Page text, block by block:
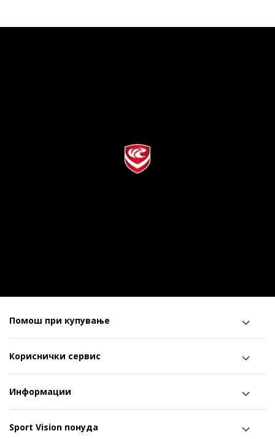
Помош при купување
Кориснички сервис
Информации
Sport Vision понуда